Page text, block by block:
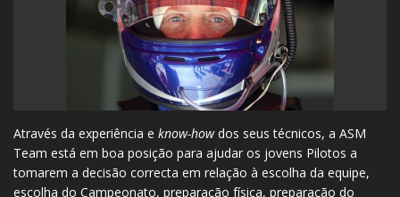
Através da experiência e know-howdos seus técnicos, a ASM
Team está em boa posição para ajudar os jovens Pilotos a
tomarem a decisão correcta em relação à escolha da equipe,
escolha do Campeonato, preparação física, preparação do